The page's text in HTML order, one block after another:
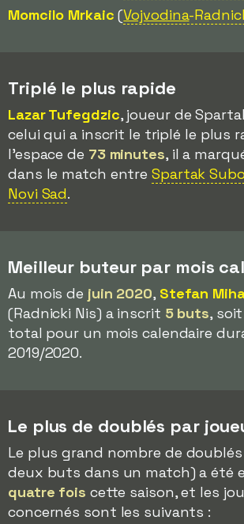
Momcilo Mrkaic (Vojvodina-
Triplé le plus rapide
Lazar Tufegdzic, joueur de
celui qui a inscrit le triplé le plus
l'espace de 73 minutes, il a
dans le match entre Spartak
Novi Sad.
Meilleur buteur par mois
Au mois de juin 2020, Stefan
(Radnicki Nis) a inscrit 5 buts,
total pour un mois calendaire
2019/2020.
Le plus de doublés par
Le plus grand nombre de
deux buts dans un match) a été
quatre fois cette saison, et les
concernés sont les suivants :